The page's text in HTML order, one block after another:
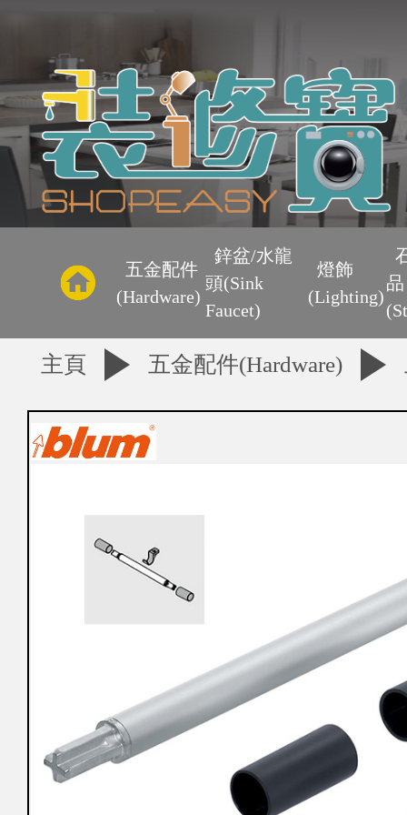
主
頁
優
惠
區
購
/
五金配件
(Hardware)
鋅盆/水龍
頭(Sink
Faucet)
燈飾
(Lighting)
品
主頁 五金配件(Hardware)